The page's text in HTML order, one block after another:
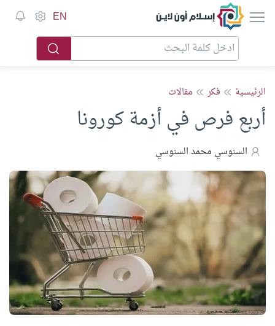
إسلام أون لاين EN
الرئيسية فكر مقالات
أربع فرص في أزمة كورونا
السنوسي محمد السنوسي